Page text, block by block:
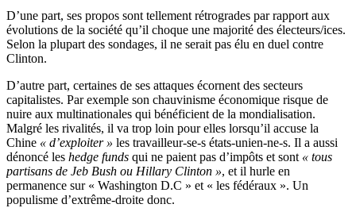
D’une part, ses propos sont tellement rétrogrades par rapport aux
évolutions de la société qu’il choque une majorité des électeurs/ices.
Selon la plupart des sondages, il ne serait pas élu en duel contre
Clinton.
D’autre part, certaines de ses attaques écornent des secteurs
capitalistes. Par exemple son chauvinisme économique risque de
nuire aux multinationales qui bénéficient de la mondialisation.
Malgré les rivalités, il va trop loin pour elles lorsqu’il accuse la
Chine « d’exploiter » les travailleur-se-s états-unien-ne-s. Il a aussi
dénoncé les hedge funds qui ne paient pas d’impôts et sont « tous
partisans de Jeb Bush ou Hillary Clinton », et il hurle en
permanence sur « Washington D.C » et « les fédéraux ». Un
populisme d’extrême-droite donc.